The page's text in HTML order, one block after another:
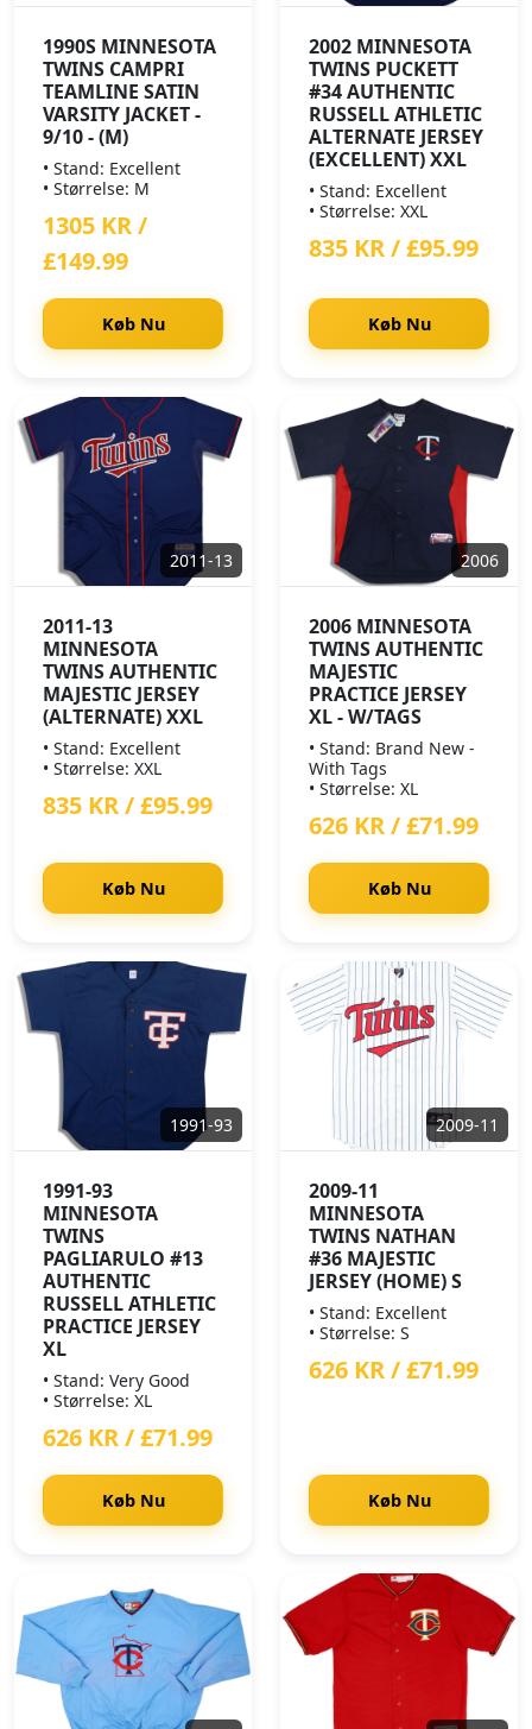
1990S MINNESOTA
TWINS CAMPRI
TEAMLINE SATIN
VARSITY JACKET -
9/10 - (M)
• Stand: Excellent
• Størrelse: M
1305 KR /
£149.99
Køb Nu
2002 MINNESOTA
TWINS PUCKETT
#34 AUTHENTIC
RUSSELL ATHLETIC
ALTERNATE JERSEY
(EXCELLENT) XXL
• Stand: Excellent
• Størrelse: XXL
835 KR / £95.99
Køb Nu
2011-13
2011-13
MINNESOTA
TWINS AUTHENTIC
MAJESTIC JERSEY
(ALTERNATE) XXL
• Stand: Excellent
• Størrelse: XXL
835 KR / £95.99
Køb Nu
2006
2006 MINNESOTA
TWINS AUTHENTIC
MAJESTIC
PRACTICE JERSEY
XL - W/TAGS
• Stand: Brand New -
With Tags
• Størrelse: XL
626 KR / £71.99
Køb Nu
1991-93
1991-93
MINNESOTA
TWINS
PAGLIARULO #13
AUTHENTIC
RUSSELL ATHLETIC
PRACTICE JERSEY
XL
• Stand: Very Good
• Størrelse: XL
626 KR / £71.99
Køb Nu
2009-11
2009-11
MINNESOTA
TWINS NATHAN
#36 MAJESTIC
JERSEY (HOME) S
• Stand: Excellent
• Størrelse: S
626 KR / £71.99
Køb Nu